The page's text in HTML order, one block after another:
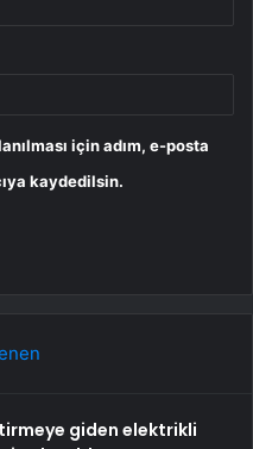
için adım, e-posta
kaydedilsin.
giden elektrikli